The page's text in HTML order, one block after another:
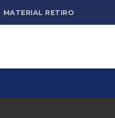
MATERIAL RETIRO